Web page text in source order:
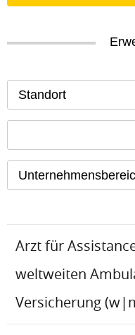
Standort
Arzt für
weltweiten
Versicherung